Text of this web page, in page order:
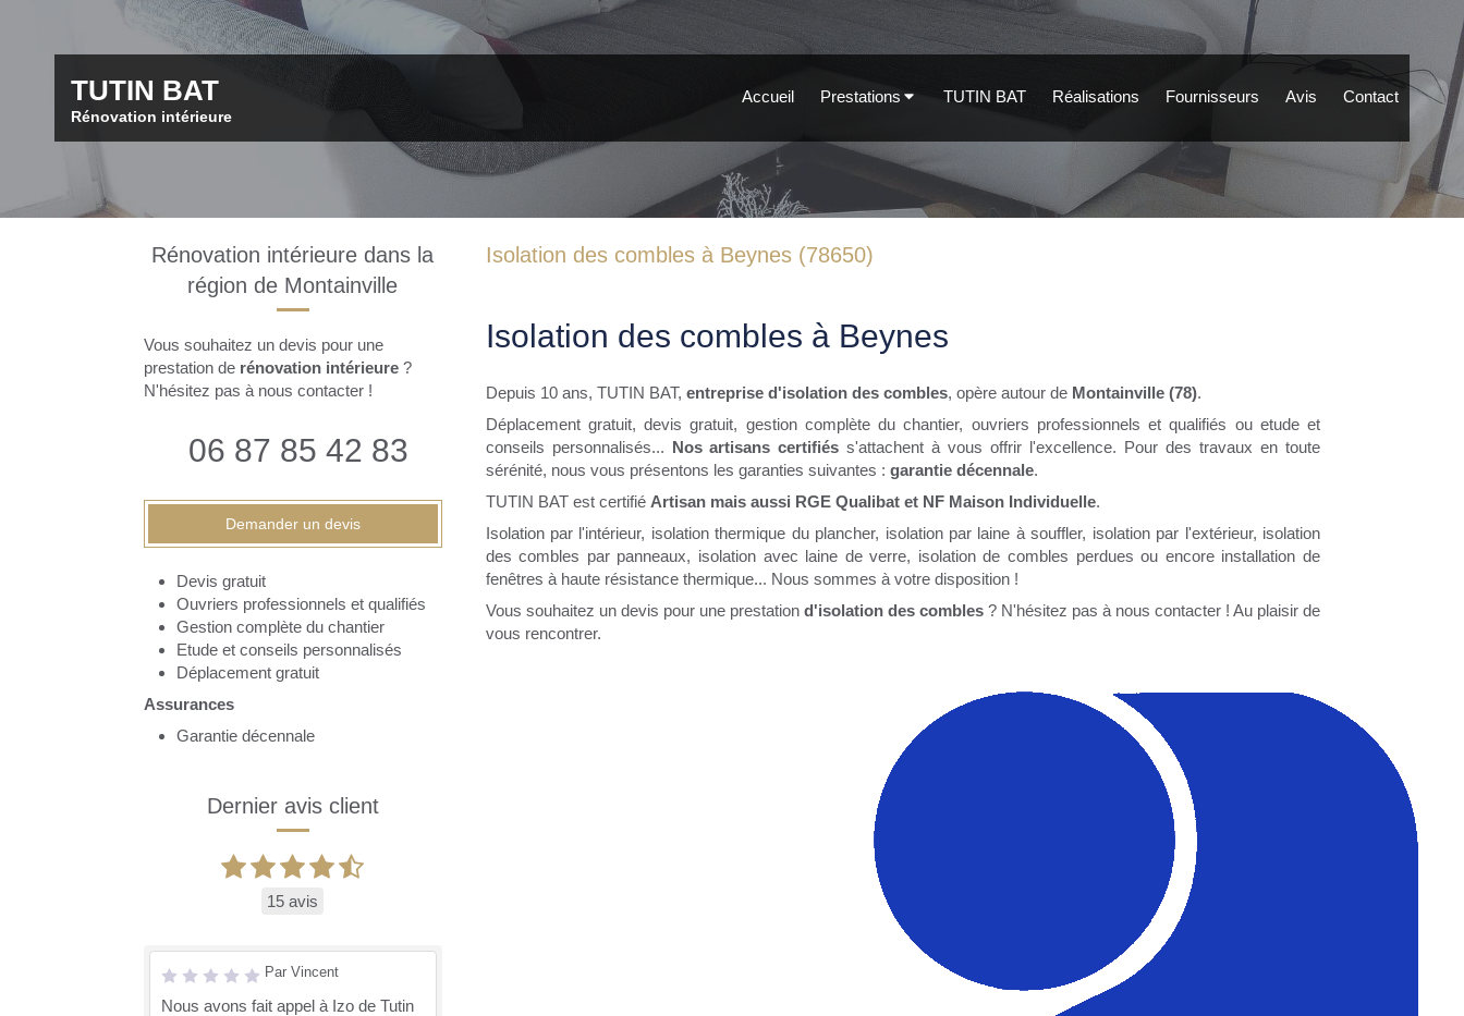
Accueil Prestations TUTIN BAT Réalisations Fournisseurs Avis Contact
TUTIN BAT
Rénovation intérieure
Isolation des combles à Beynes (78650)
Isolation des combles à Beynes
Depuis 10 ans, TUTIN BAT, entreprise d'isolation des combles, opère autour de Montainville (78).
Déplacement gratuit, devis gratuit, gestion complète du chantier, ouvriers professionnels et qualifiés ou etude et
conseils personnalisés... Nos artisans certifiés s'attachent à vous offrir l'excellence. Pour des travaux en toute
sérénité, nous vous présentons les garanties suivantes : garantie décennale.
TUTIN BAT est certifié Artisan mais aussi RGE Qualibat et NF Maison Individuelle.
Isolation par l'intérieur, isolation thermique du plancher, isolation par laine à souffler, isolation par l'extérieur, isolation
des combles par panneaux, isolation avec laine de verre, isolation de combles perdues ou encore installation de
fenêtres à haute résistance thermique... Nous sommes à votre disposition !
Vous souhaitez un devis pour une prestationd'isolation des combles? N'hésitez pas à nous contacter ! Au plaisir de
vous rencontrer.
Rénovation intérieure dans la
région de Montainville
Vous souhaitez un devis pour une
prestation de rénovation intérieure ?
N'hésitez pas à nous contacter !
06 87 85 42 83
Demander un devis
Devis gratuit
Ouvriers professionnels et qualifiés
Gestion complète du chantier
Etude et conseils personnalisés
Déplacement gratuit
Assurances
Garantie décennale
Dernier avis client
15 avis
Par Vincent
Nous avons fait appel à Izo de Tutin